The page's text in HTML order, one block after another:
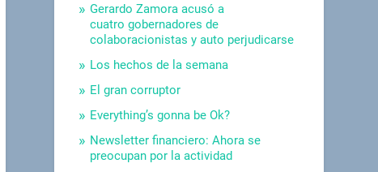
Gerardo Zamora acusó a
cuatro gobernadores de
colaboracionistas y auto perjudicarse
Los hechos de la semana
El gran corruptor
Everything’s gonna be Ok?
Newsletter financiero: Ahora se
preocupan por la actividad